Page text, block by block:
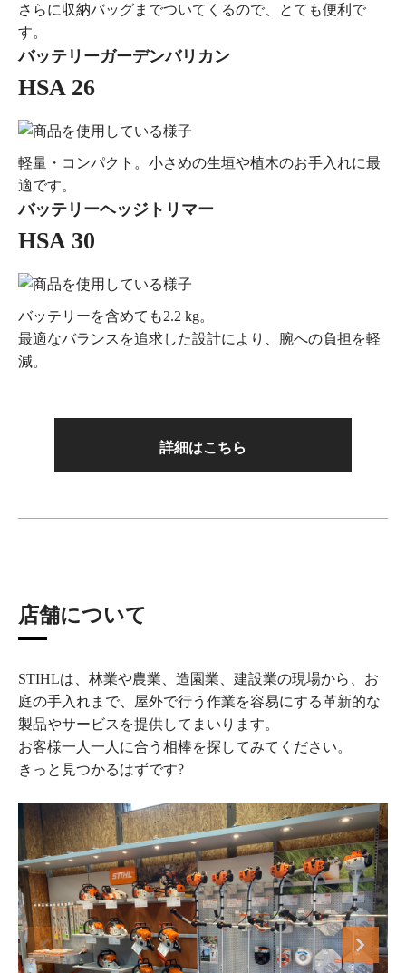
さらに収納バッグまでついてくるので、とても便利で
す。
バッテリーガーデンバリカン
HSA 26
軽量・コンパクト。小さめの生垣や植木のお手入れに最
適です。
バッテリーヘッジトリマー
HSA 30
バッテリーを含めても2.2 kg。
最適なバランスを追求した設計により、腕への負担を軽
減。
詳細はこちら
店舗について
STIHLは、林業や農業、造園業、建設業の現場から、お
庭の手入れまで、屋外で行う作業を容易にする革新的な
製品やサービスを提供してまいります。
お客様一人一人に合う相棒を探してみてください。
きっと見つかるはずです?